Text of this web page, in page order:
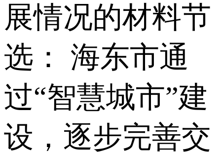
展情况的材料节
选： 海东市通
过“智慧城市”建
设，逐步完善交